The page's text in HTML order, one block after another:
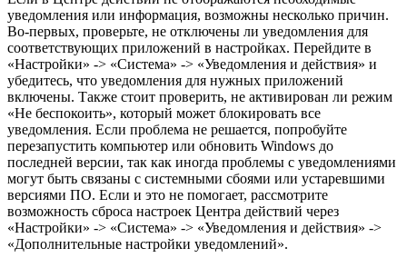
уведомления или информация, возможны несколько причин.
Во-первых, проверьте, не отключены ли уведомления для
соответствующих приложений в настройках. Перейдите в
«Настройки» -> «Система» -> «Уведомления и действия» и
убедитесь, что уведомления для нужных приложений
включены. Также стоит проверить, не активирован ли режим
«Не беспокоить», который может блокировать все
уведомления. Если проблема не решается, попробуйте
перезапустить компьютер или обновить Windows до
последней версии, так как иногда проблемы с уведомлениями
могут быть связаны с системными сбоями или устаревшими
версиями ПО. Если и это не помогает, рассмотрите
возможность сброса настроек Центра действий через
«Настройки» -> «Система» -> «Уведомления и действия» ->
«Дополнительные настройки уведомлений».